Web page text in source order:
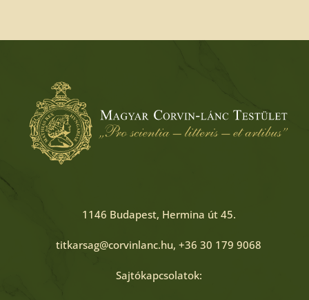
1146 Budapest, Hermina út 45.
titkarsag@corvinlanc.hu, +36 30 179 9068
Sajtókapcsolatok: